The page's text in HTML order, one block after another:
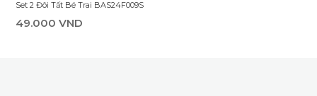
Set 2 Đôi Tất Bé Trai BAS24F009S
49.000 VND